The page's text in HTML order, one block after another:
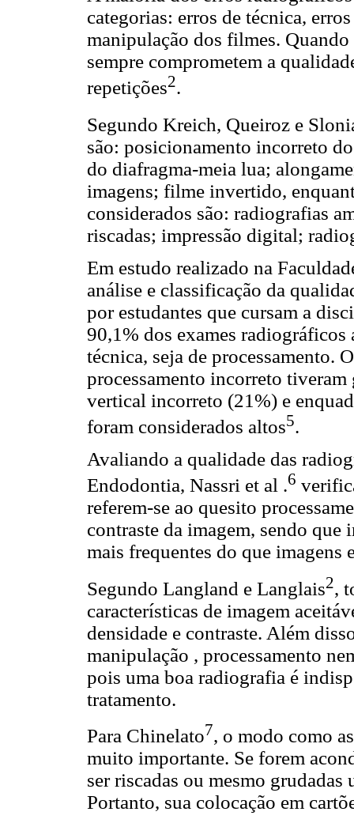
categorias: erros de técnica,
manipulação dos filmes. Quando
sempre comprometem a
repetições2.
Segundo Kreich, Queiroz e
são: posicionamento incorreto
do diafragma-meia lua;
imagens; filme invertido,
considerados são: radiografias
riscadas; impressão digital;
Em estudo realizado na
análise e classificação da
por estudantes que cursam a
90,1% dos exames radiográficos
técnica, seja de processamento.
processamento incorreto
vertical incorreto (21%) e
foram considerados altos5.
Avaliando a qualidade das
Endodontia, Nassri et al .6
referem-se ao quesito
contraste da imagem, sendo
mais frequentes do que imagens
Segundo Langland e Langlais2,
características de imagem
densidade e contraste. Além
manipulação , processamento
pois uma boa radiografia é
tratamento.
Para Chinelato7, o modo como
muito importante. Se forem
ser riscadas ou mesmo
Portanto, sua colocação em